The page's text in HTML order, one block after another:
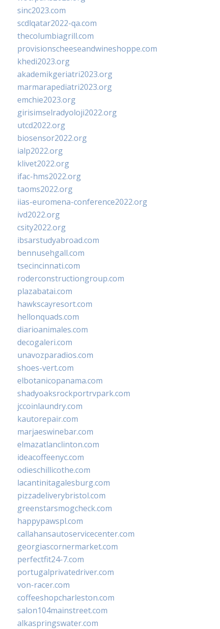
sinc2023.com
scdlqatar2022-qa.com
thecolumbiagrill.com
provisionscheeseandwineshoppe.com
khedi2023.org
akademikgeriatri2023.org
marmarapediatri2023.org
emchie2023.org
girisimselradyoloji2022.org
utcd2022.org
biosensor2022.org
ialp2022.org
klivet2022.org
ifac-hms2022.org
taoms2022.org
iias-euromena-conference2022.org
ivd2022.org
csity2022.org
ibsarstudyabroad.com
bennusehgall.com
tsecincinnati.com
roderconstructiongroup.com
plazabatai.com
hawkscayresort.com
hellonquads.com
diarioanimales.com
decogaleri.com
unavozparadios.com
shoes-vert.com
elbotanicopanama.com
shadyoaksrockportrvpark.com
jccoinlaundry.com
kautorepair.com
marjaeswinebar.com
elmazatlanclinton.com
ideacoffeenyc.com
odieschillicothe.com
lacantinitagalesburg.com
pizzadeliverybristol.com
greenstarsmogcheck.com
happypawspl.com
callahansautoservicecenter.com
georgiascornermarket.com
perfectfit24-7.com
portugalprivatedriver.com
von-racer.com
coffeeshopcharleston.com
salon104mainstreet.com
alkaspringswater.com